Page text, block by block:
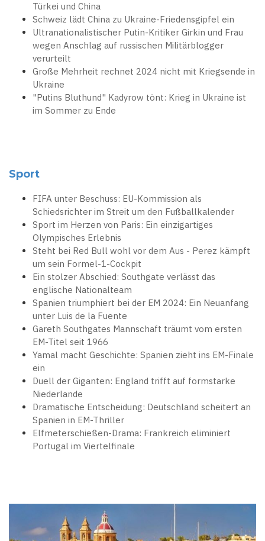
Türkei und China
Schweiz lädt China zu Ukraine-Friedensgipfel ein
Ultranationalistischer Putin-Kritiker Girkin und Frau
wegen Anschlag auf russischen Militärblogger
verurteilt
Große Mehrheit rechnet 2024 nicht mit Kriegsende in
Ukraine
"Putins Bluthund" Kadyrow tönt: Krieg in Ukraine ist
im Sommer zu Ende
Sport
FIFA unter Beschuss: EU-Kommission als
Schiedsrichter im Streit um den Fußballkalender
Sport im Herzen von Paris: Ein einzigartiges
Olympisches Erlebnis
Steht bei Red Bull wohl vor dem Aus - Perez kämpft
um sein Formel-1-Cockpit
Ein stolzer Abschied: Southgate verlässt das
englische Nationalteam
Spanien triumphiert bei der EM 2024: Ein Neuanfang
unter Luis de la Fuente
Gareth Southgates Mannschaft träumt vom ersten
EM-Titel seit 1966
Yamal macht Geschichte: Spanien zieht ins EM-Finale
ein
Duell der Giganten: England trifft auf formstarke
Niederlande
Dramatische Entscheidung: Deutschland scheitert an
Spanien in EM-Thriller
Elfmeterschießen-Drama: Frankreich eliminiert
Portugal im Viertelfinale